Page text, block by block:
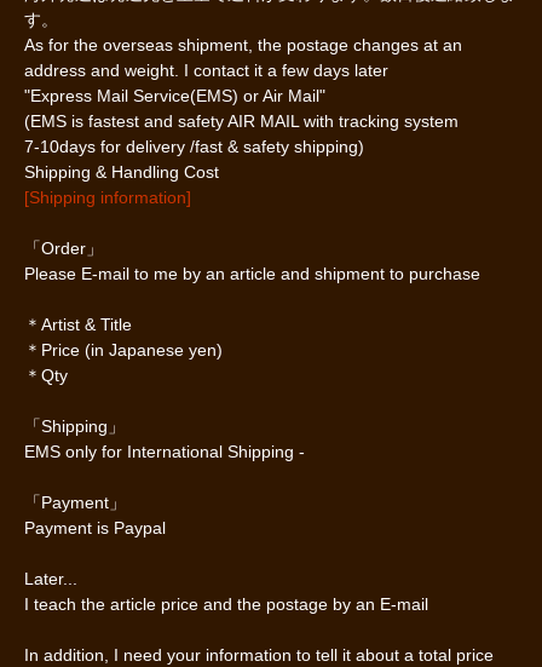
す。
As for the overseas shipment, the postage changes at an
address and weight. I contact it a few days later
"Express Mail Service(EMS) or Air Mail"
(EMS is fastest and safety AIR MAIL with tracking system
7-10days for delivery /fast & safety shipping)
Shipping & Handling Cost
[Shipping information]
「Order」
Please E-mail to me by an article and shipment to purchase
＊Artist & Title
＊Price (in Japanese yen)
＊Qty
「Shipping」
EMS only for International Shipping -
「Payment」
Payment is Paypal
Later...
I teach the article price and the postage by an E-mail
In addition, I need your information to tell it about a total price